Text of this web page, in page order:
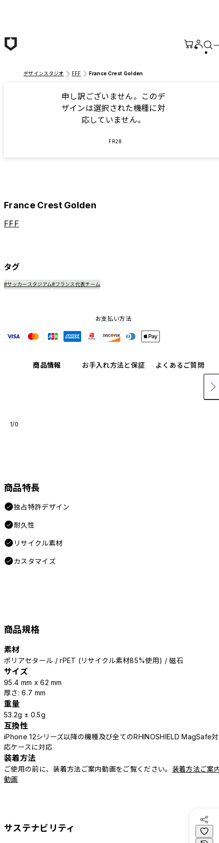
デザインスタジオ FFF France Crest Golden
申し訳ございません。このデ
ザインは選択された機種に対
応していません。
FR28
France Crest Golden
FFF
タグ
#サッカースタジアム#フランス代表チーム
お支払い方法
商品情報 お手入れ方法と保証 よくあるご質問
1/0
商品特長
独占特許デザイン
耐久性
リサイクル素材
カスタマイズ
商品規格
素材
ポリアセタール / rPET (リサイクル素材85%使用) / 磁石
サイズ
95.4 mm x 62 mm
厚さ: 6.7 mm
重量
53.2g ± 0.5g
互換性
iPhone 12シリーズ以降の機種及び全てのRHINOSHIELD MagSafe対
応ケースに対応
装着方法
ご使用の前に、装着方法ご案内動画をご覧ください。 装着方法ご案
動画
サステナビリティ